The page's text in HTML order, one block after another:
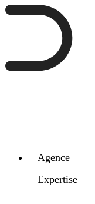
Agence
Expertise